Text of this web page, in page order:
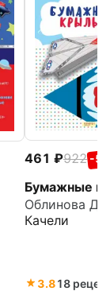
461 922 -
Бумажные
Облинова
Качели
3.818